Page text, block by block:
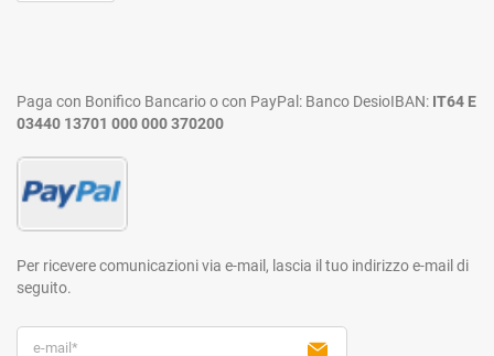
Paga con Bonifico Bancario o con PayPal: Banco DesioIBAN: IT64 E
03440 13701 000 000 370200
Per ricevere comunicazioni via e-mail, lascia il tuo indirizzo e-mail di
seguito.